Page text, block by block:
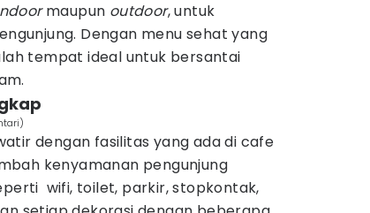
maupun outdoor, untuk
Dengan menu sehat yang
tempat ideal untuk bersantai
dengan fasilitas yang ada di cafe
kenyamanan pengunjung
wifi, toilet, parkir, stopkontak,